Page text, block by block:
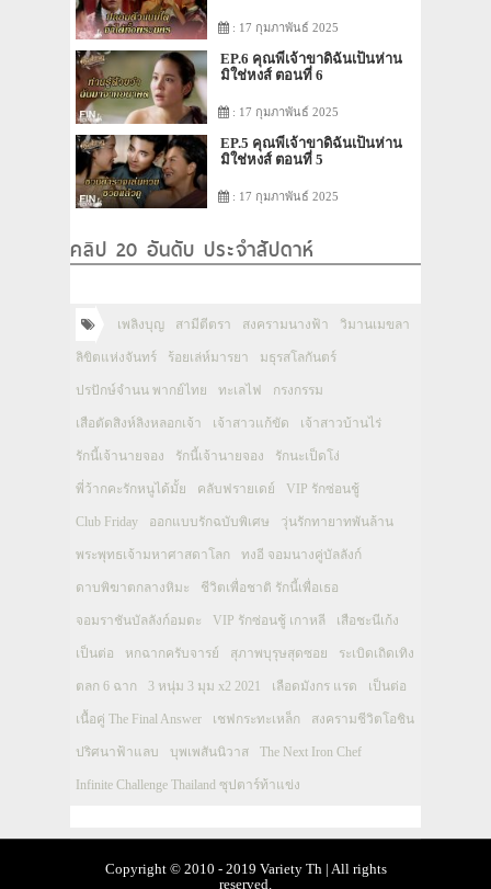
: 17 กุมภาพันธ์ 2025
EP.6 คุณพี่เจ้าขาดิฉันเป็นห่าน
มิใช่หงส์ ตอนที่ 6
: 17 กุมภาพันธ์ 2025
EP.5 คุณพี่เจ้าขาดิฉันเป็นห่าน
มิใช่หงส์ ตอนที่ 5
: 17 กุมภาพันธ์ 2025
คลิป 20 อันดับ ประจำสัปดาห์
เพลิงบุญ สามีตีตรา สงครามนางฟ้า วิมานเมขลา
ลิขิตแห่งจันทร์ ร้อยเล่ห์มารยา มธุรสโลกันตร์
ปรปักษ์จำนน พากย์ไทย ทะเลไฟ กรงกรรม
เสือตัดสิงห์ลิงหลอกเจ้า เจ้าสาวแก้ขัด เจ้าสาวบ้านไร่
รักนี้เจ้านายจอง รักนี้เจ้านายจอง รักนะเป็ดโง่
พี่ว้ากคะรักหนูได้มั้ย คลับฟรายเดย์ VIP รักซ่อนชู้
Club Friday ออกแบบรักฉบับพิเศษ วุ่นรักทายาทพันล้าน
พระพุทธเจ้ามหาศาสดาโลก ทงอี จอมนางคู่บัลลังก์
ดาบพิฆาตกลางหิมะ ชีวิตเพื่อชาติ รักนี้เพื่อเธอ
จอมราชันบัลลังก์อมตะ VIP รักซ่อนชู้ เกาหลี เสือชะนีเก้ง
เป็นต่อ หกฉากครับจารย์ สุภาพบุรุษสุดซอย ระเบิดเถิดเทิง
ตลก 6 ฉาก 3 หนุ่ม 3 มุม x2 2021 เลือดมังกร แรด เป็นต่อ
เนื้อคู่ The Final Answer เชฟกระทะเหล็ก สงครามชีวิตโอชิน
ปริศนาฟ้าแลบ บุพเพสันนิวาส The Next Iron Chef
Infinite Challenge Thailand ซุปตาร์ท้าแข่ง
Copyright © 2010 - 2019 Variety Th | All rights
reserved.